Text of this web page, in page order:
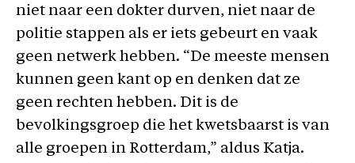
niet naar een dokter durven, niet naar de
politie stappen als er iets gebeurt en vaak
geen netwerk hebben. “De meeste mensen
kunnen geen kant op en denken dat ze
geen rechten hebben. Dit is de
bevolkingsgroep die het kwetsbaarst is van
alle groepen in Rotterdam,” aldus Katja.